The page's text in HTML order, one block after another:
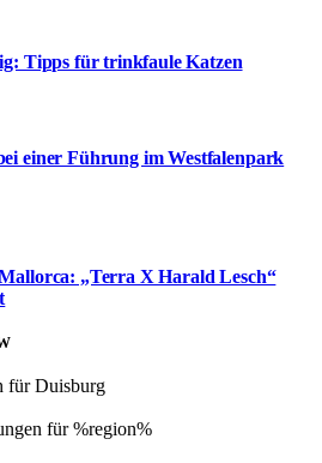
Tipps für trinkfaule Katzen
einer Führung im Westfalenpark
„Terra X Harald Lesch“
für Duisburg